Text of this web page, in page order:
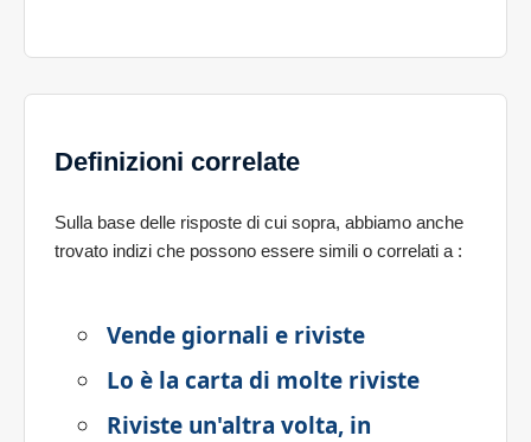
Definizioni correlate
Sulla base delle risposte di cui sopra, abbiamo anche
trovato indizi che possono essere simili o correlati a :
Vende giornali e riviste
Lo è la carta di molte riviste
Riviste un'altra volta, in